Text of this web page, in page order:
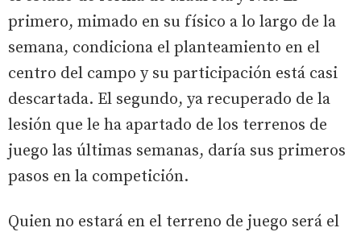
primero, mimado en su físico a lo largo de la
semana, condiciona el planteamiento en el
centro del campo y su participación está casi
descartada. El segundo, ya recuperado de la
lesión que le ha apartado de los terrenos de
juego las últimas semanas, daría sus primeros
pasos en la competición.
Quien no estará en el terreno de juego será el